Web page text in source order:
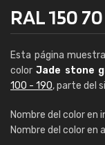
RAL 150
Esta página
colorJade stone
100 - 190, parte del
Nombre del color en
Nombre del color en